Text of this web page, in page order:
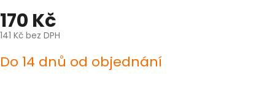
170 Kč
141 Kč bez DPH
cena:
Do 14 dnů od objednání